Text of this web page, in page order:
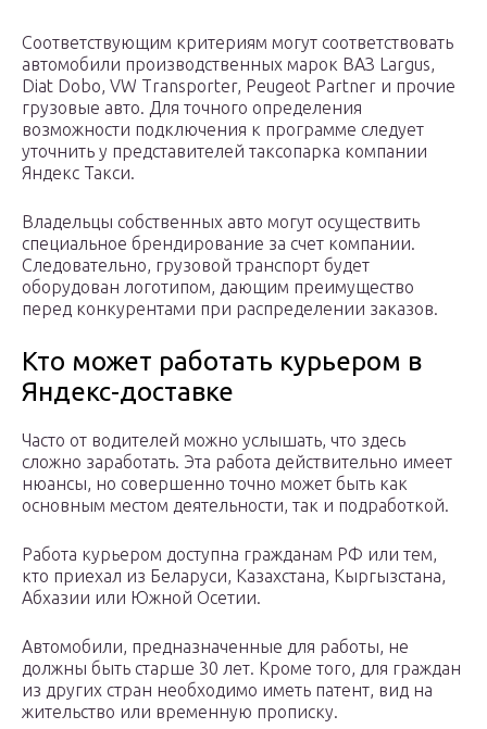
Соответствующим критериям могут соответствовать
автомобили производственных марок ВАЗ Largus,
Diat Dobo, VW Transporter, Peugeot Partner и прочие
грузовые авто. Для точного определения
возможности подключения к программе следует
уточнить у представителей таксопарка компании
Яндекс Такси.
Владельцы собственных авто могут осуществить
специальное брендирование за счет компании.
Следовательно, грузовой транспорт будет
оборудован логотипом, дающим преимущество
перед конкурентами при распределении заказов.
Кто может работать курьером в
Яндекс-доставке
Часто от водителей можно услышать, что здесь
сложно заработать. Эта работа действительно имеет
нюансы, но совершенно точно может быть как
основным местом деятельности, так и подработкой.
Работа курьером доступна гражданам РФ или тем,
кто приехал из Беларуси, Казахстана, Кыргызстана,
Абхазии или Южной Осетии.
Автомобили, предназначенные для работы, не
должны быть старше 30 лет. Кроме того, для граждан
из других стран необходимо иметь патент, вид на
жительство или временную прописку.